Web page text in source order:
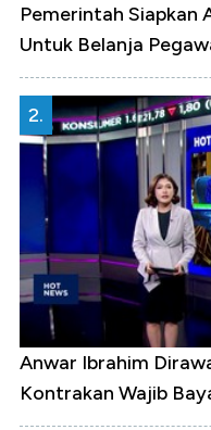
Pemerintah Siapkan
Untuk Belanja
2.
Anwar Ibrahim
Kontrakan Wajib